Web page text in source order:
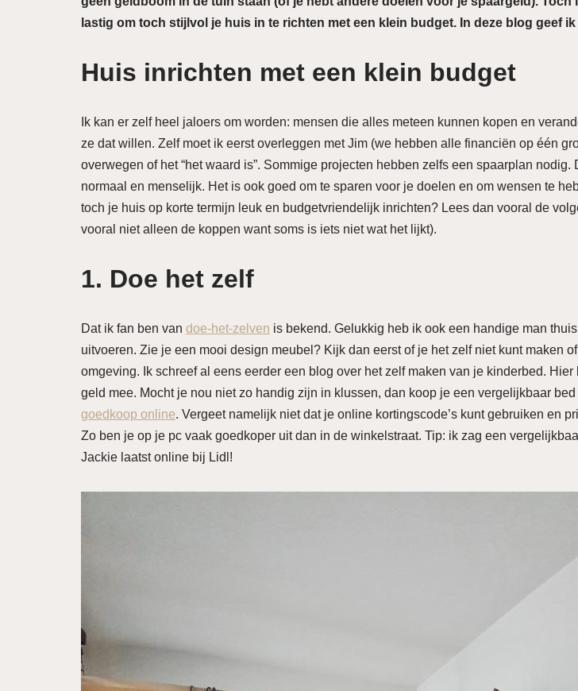
lastig om toch stijlvol je huis in te richten met een klein budget. In deze blog geef
Huis inrichten met een klein budget
Ik kan er zelf heel jaloers om worden: mensen die alles meteen kunnen kopen en
ze dat willen. Zelf moet ik eerst overleggen met Jim (we hebben alle financiën op één
overwegen of het “het waard is”. Sommige projecten hebben zelfs een spaarplan nodig.
normaal en menselijk. Het is ook goed om te sparen voor je doelen en om wensen te
toch je huis op korte termijn leuk en budgetvriendelijk inrichten? Lees dan vooral de
vooral niet alleen de koppen want soms is iets niet wat het lijkt).
1. Doe het zelf
Dat ik fan ben van doe-het-zelven is bekend. Gelukkig heb ik ook een handige man
uitvoeren. Zie je een mooi design meubel? Kijk dan eerst of je het zelf niet kunt maken
omgeving. Ik schreef al eens eerder een blog over het zelf maken van je kinderbed. Hier
geld mee. Mocht je nou niet zo handig zijn in klussen, dan koop je een vergelijkbaar
goedkoop online. Vergeet namelijk niet dat je online kortingscode’s kunt gebruiken en
Zo ben je op je pc vaak goedkoper uit dan in de winkelstraat. Tip: ik zag een
Jackie laatst online bij Lidl!